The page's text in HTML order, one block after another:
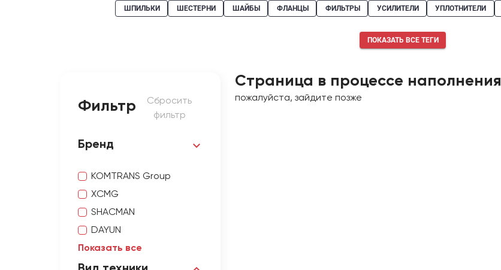
ШПИЛЬКИ ШЕСТЕРНИ ШАЙБЫ ФЛАНЦЫ ФИЛЬТРЫ УСИЛИТЕЛИ УПЛОТНИТЕЛИ
ПОКАЗАТЬ ВСЕ ТЕГИ
Фильтр
Сбросить
фильтр
Бренд
KOMTRANS Group
XCMG
SHACMAN
DAYUN
Показать все
Страница в процессе наполнения
пожалуйста, зайдите позже